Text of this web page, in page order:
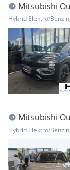
Mitsubishi
Diamond
Mitsubishi
220V AT